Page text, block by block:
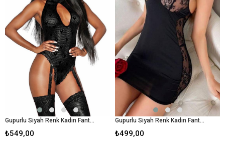
Gupurlu Siyah Renk Kadın Fantezı Babydoll
₺549,00
Gupurlu Siyah Renk Kadın Fantezı Babydoll
₺499,00